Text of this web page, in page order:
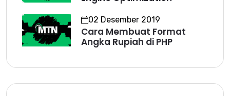
02 Desember 2019
Cara Membuat Format
Angka Rupiah di PHP